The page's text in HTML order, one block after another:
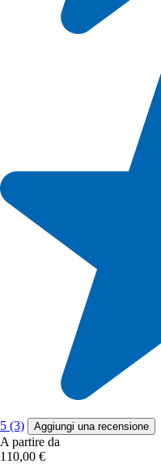
5 (3) Aggiungi una recensione
A partire da
110,00 €